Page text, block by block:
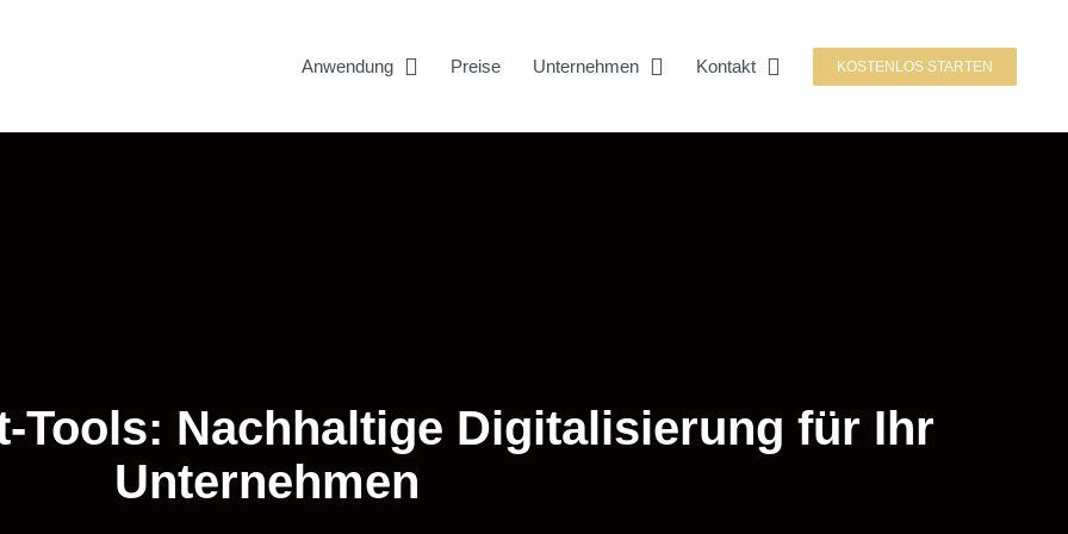
Anwendung Preise Unternehmen Kontakt KOSTENLOS STARTEN
Tools: Nachhaltige Digitalisierung für Ihr
Unternehmen